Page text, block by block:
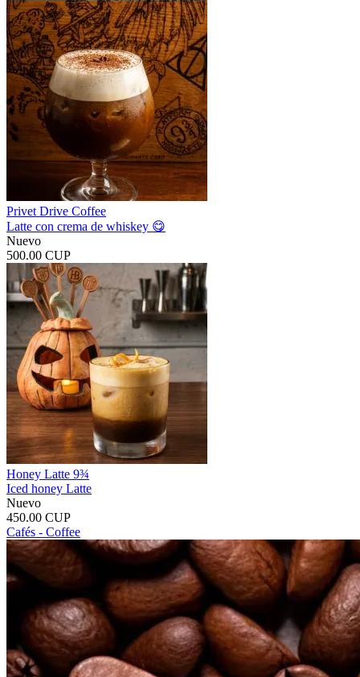
Privet Drive Coffee
Latte con crema de whiskey 😋
Nuevo
500.00 CUP
Honey Latte 9¾
Iced honey Latte
Nuevo
450.00 CUP
Cafés - Coffee